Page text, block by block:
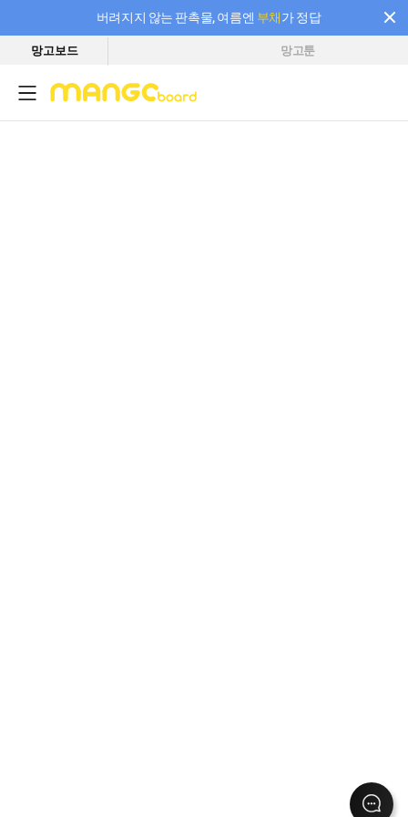
버려지지 않는 판촉물, 여름엔 부채가 정답
필요한 만큼 충전하고 끊김 없이 작업하세요! 새로워진 AI 부스터 요금제
망고보드 망고툰